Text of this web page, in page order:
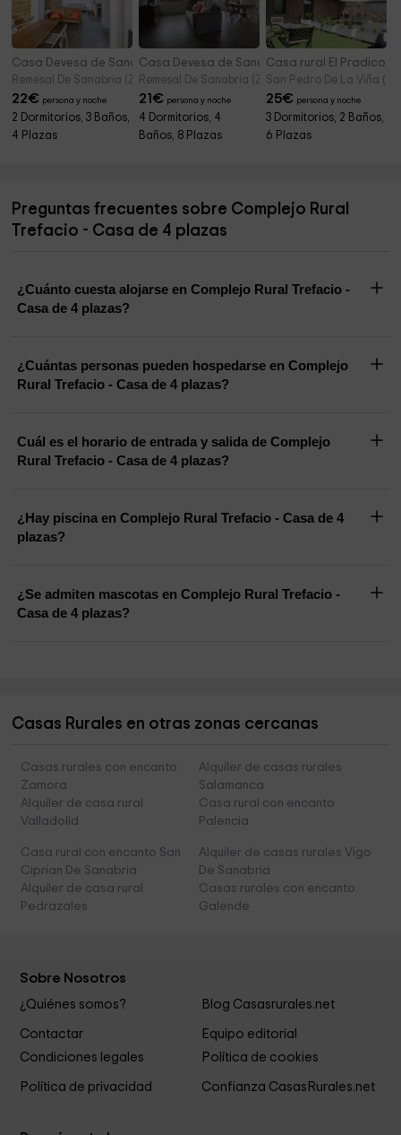
Casa Devesa de Sanabria- Porto
Remesal De Sanabria (Zamora)
22€ persona y noche
2 Dormitorios, 3 Baños,
4 Plazas
Casa Devesa de Sanabria- Real Encuentro
Remesal De Sanabria (Zamora)
21€ persona y noche
4 Dormitorios, 4
Baños, 8 Plazas
Casa rural El Pradico
San Pedro De La Viña
25€ persona y noche
3 Dormitorios, 2 Baños,
6 Plazas
Preguntas frecuentes sobre Complejo Rural
Trefacio - Casa de 4 plazas
¿Cuánto cuesta alojarse en Complejo Rural Trefacio -
Casa de 4 plazas?
¿Cuántas personas pueden hospedarse en Complejo
Rural Trefacio - Casa de 4 plazas?
Cuál es el horario de entrada y salida de Complejo
Rural Trefacio - Casa de 4 plazas?
¿Hay piscina en Complejo Rural Trefacio - Casa de 4
plazas?
¿Se admiten mascotas en Complejo Rural Trefacio -
Casa de 4 plazas?
Casas Rurales en otras zonas cercanas
Casas rurales con encanto
Zamora
Alquiler de casas rurales
Salamanca
Alquiler de casa rural
Valladolid
Casa rural con encanto
Palencia
Casa rural con encanto San
Ciprian De Sanabria
Alquiler de casas rurales Vigo
De Sanabria
Alquiler de casa rural
Pedrazales
Casas rurales con encanto
Galende
Sobre Nosotros
¿Quiénes somos? Blog Casasrurales.net
Contactar
Equipo editorial
Condiciones legales
Política de cookies
Política de privacidad Confianza CasasRurales.net